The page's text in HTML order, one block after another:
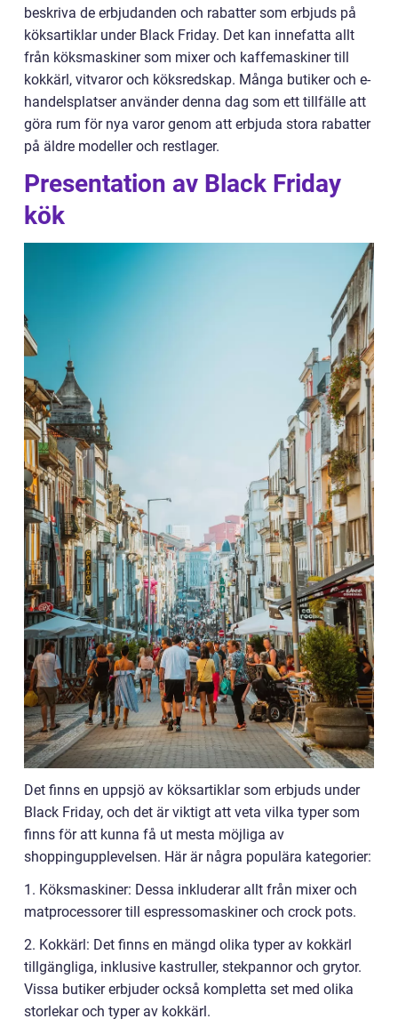
beskriva de erbjudanden och rabatter som erbjuds på
köksartiklar under Black Friday. Det kan innefatta allt
från köksmaskiner som mixer och kaffemaskiner till
kokkärl, vitvaror och köksredskap. Många butiker och e-
handelsplatser använder denna dag som ett tillfälle att
göra rum för nya varor genom att erbjuda stora rabatter
på äldre modeller och restlager.
Presentation av Black Friday
kök
Det finns en uppsjö av köksartiklar som erbjuds under
Black Friday, och det är viktigt att veta vilka typer som
finns för att kunna få ut mesta möjliga av
shoppingupplevelsen. Här är några populära kategorier:
1. Köksmaskiner: Dessa inkluderar allt från mixer och
matprocessorer till espressomaskiner och crock pots.
2. Kokkärl: Det finns en mängd olika typer av kokkärl
tillgängliga, inklusive kastruller, stekpannor och grytor.
Vissa butiker erbjuder också kompletta set med olika
storlekar och typer av kokkärl.